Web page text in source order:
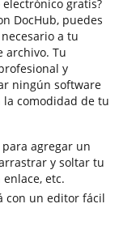
gratis?
DocHub, puedes
a tu
archivo. Tu
y
ningún software
la comodidad de tu
agregar un
y soltar tu
etc.
con un editor fácil